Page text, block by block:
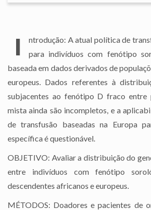
I
ntrodução: A atual política de
para indivíduos com fenótipo
baseada em dados derivados de
europeus. Dados referentes à
subjacentes ao fenótipo D fraco entre
mista ainda são incompletos, e a
de transfusão baseadas na Europa
específica é questionável.
OBJETIVO: Avaliar a distribuição do
entre indivíduos com fenótipo
descendentes africanos e europeus.
MÉTODOS: Doadores e pacientes de